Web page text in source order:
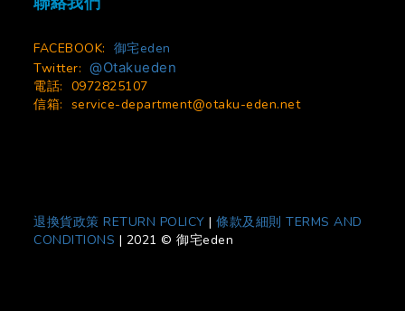
FACEBOOK: 御宅eden
Twitter: @Otakueden
電話: 0972825107
信箱: service-department@otaku-eden.net
退換貨政策 RETURN POLICY | 條款及細則 TERMS AND
CONDITIONS | 2021 © 御宅eden